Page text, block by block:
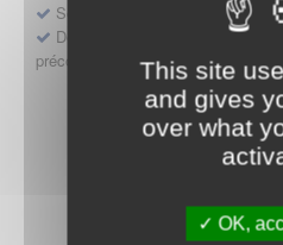
This site
and gives
over what
OK,
Sollicitation RDV pré-dépôt
Déposer une demande ou faire
précoce